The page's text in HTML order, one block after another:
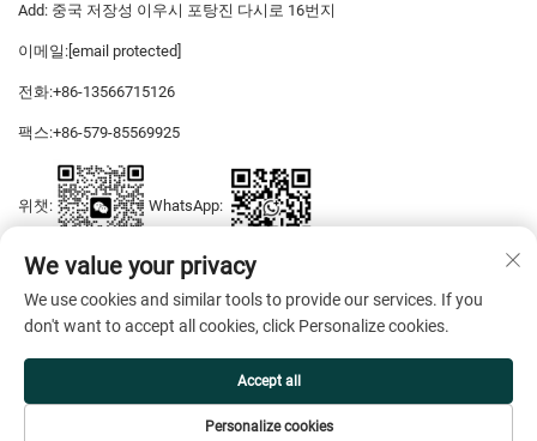
Add: 중국 저장성 이우시 포탕진 다시로 16번지
이메일: [email protected]
전화:+86-13566715126
팩스:+86-579-85569925
위챗: WhatsApp:
저작권 © 2026 이우 디야스 드레스 주식회사 판권 소유 — 개인정보 보호
We value your privacy
We use cookies and similar tools to provide our services. If you
don't want to accept all cookies, click Personalize cookies.
Personalize cookies
Accept all